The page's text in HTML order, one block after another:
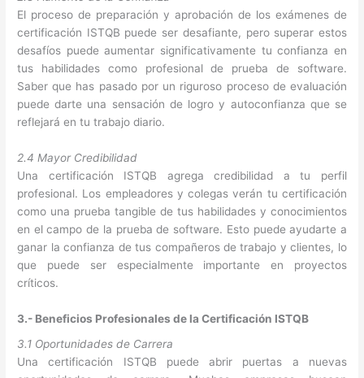
El proceso de preparación y aprobación de los exámenes de
certificación ISTQB puede ser desafiante, pero superar estos
desafíos puede aumentar significativamente tu confianza en
tus habilidades como profesional de prueba de software.
Saber que has pasado por un riguroso proceso de evaluación
puede darte una sensación de logro y autoconfianza que se
reflejará en tu trabajo diario.
2.4 Mayor Credibilidad
Una certificación ISTQB agrega credibilidad a tu perfil
profesional. Los empleadores y colegas verán tu certificación
como una prueba tangible de tus habilidades y conocimientos
en el campo de la prueba de software. Esto puede ayudarte a
ganar la confianza de tus compañeros de trabajo y clientes, lo
que puede ser especialmente importante en proyectos
críticos.
3.- Beneficios Profesionales de la Certificación ISTQB
3.1 Oportunidades de Carrera
Una certificación ISTQB puede abrir puertas a nuevas